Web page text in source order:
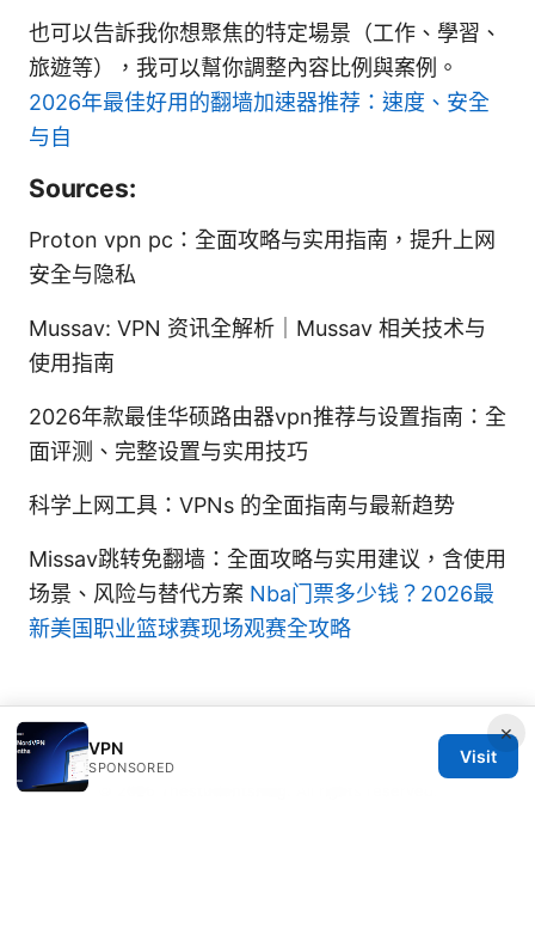
也可以告訴我你想聚焦的特定場景（工作、學習、
旅遊等），我可以幫你調整內容比例與案例。
2026年最佳好用的翻墙加速器推荐：速度、安全
与自
Sources:
Proton vpn pc：全面攻略与实用指南，提升上网
安全与隐私
Mussav: VPN 资讯全解析｜Mussav 相关技术与
使用指南
2026年款最佳华硕路由器vpn推荐与设置指南：全
面评测、完整设置与实用技巧
科学上网工具：VPNs 的全面指南与最新趋势
Missav跳转免翻墙：全面攻略与实用建议，含使用
场景、风险与替代方案 Nba门票多少钱？2026最
新美国职业篮球赛现场观赛全攻略
×
VPN
SPONSORED
Visit